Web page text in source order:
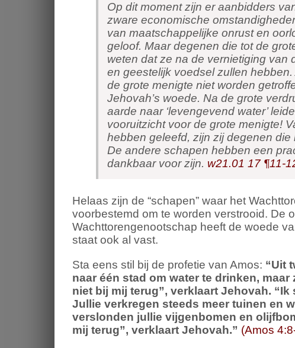
Op dit moment zijn er aanbidders
zware economische
van maatschappelijke onrust en
geloof. Maar degenen die tot de
weten dat ze na de vernietiging van
en geestelijk voedsel zullen
de grote menigte niet worden
Jehovah’s woede. Na de grote
aarde naar ‘levengevend water’
vooruitzicht voor de grote menigte!
hebben geleefd, zijn zij degenen
De andere schapen hebben een
dankbaar voor zijn. w21.01 17 ¶11-
Helaas zijn de “schapen” waar het
voorbestemd om te worden verstrooid. De
Wachttorengenootschap heeft de woede
staat ook al vast.
Sta eens stil bij de profetie van Amos: “Uit
naar één stad om water te drinken, maar
niet bij mij terug”, verklaart Jehovah. “Ik
Jullie verkregen steeds meer tuinen en
verslonden jullie vijgenbomen en
mij terug”, verklaart Jehovah.” (Amos